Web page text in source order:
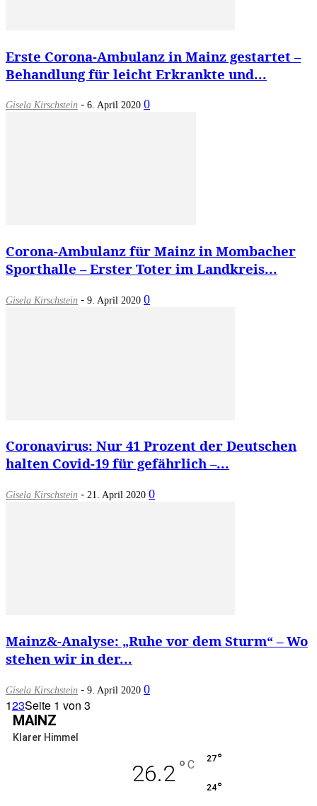
Erste Corona-Ambulanz in Mainz gestartet –
Behandlung für leicht Erkrankte und...
Gisela Kirschstein - 6. April 2020 0
Corona-Ambulanz für Mainz in Mombacher
Sporthalle – Erster Toter im Landkreis...
Gisela Kirschstein - 9. April 2020 0
Coronavirus: Nur 41 Prozent der Deutschen
halten Covid-19 für gefährlich –...
Gisela Kirschstein - 21. April 2020 0
Mainz&-Analyse: „Ruhe vor dem Sturm“ – Wo
stehen wir in der...
Gisela Kirschstein - 9. April 2020 0
123Seite 1 von 3
MAINZ
Klarer Himmel
26.2 ° C 27°
24°